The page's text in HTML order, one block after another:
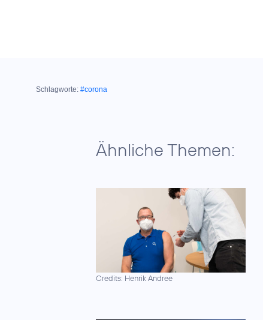
Schlagworte: #corona
Ähnliche Themen:
Credits: Henrik Andree